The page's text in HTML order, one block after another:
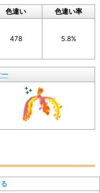
用ください。
つけた数」をスク
と便利
色違い 色違い率
478 5.8%